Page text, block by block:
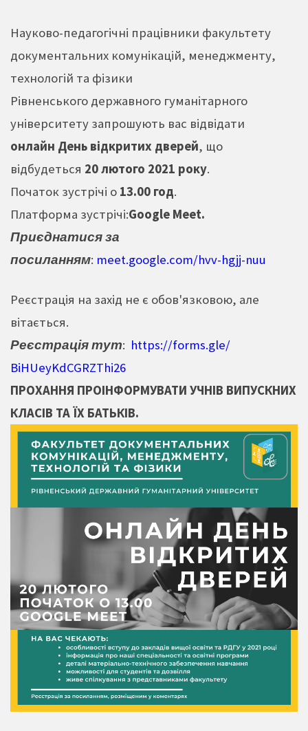
Науково-педагогічні працівники факультету
документальних комунікацій, менеджменту,
технологій та фізики
Рівненського державного гуманітарного
університету запрошують вас відвідати
онлайн День відкритих дверей, що
відбудеться 20 лютого 2021 року.
Початок зустрічі о 13.00 год.
Платформа зустрічі:Google Meet.
Приєднатися за
посиланням: meet.google.com/hvv-hgjj-nuu
Реєстрація на захід не є обов'язковою, але
вітається.
Реєстрація тут: https://forms.gle/
BiHUeyKdCGRZThi26
ПРОХАННЯ ПРОІНФОРМУВАТИ УЧНІВ ВИПУСКНИХ
КЛАСІВ ТАЇХ БАТЬКІВ.